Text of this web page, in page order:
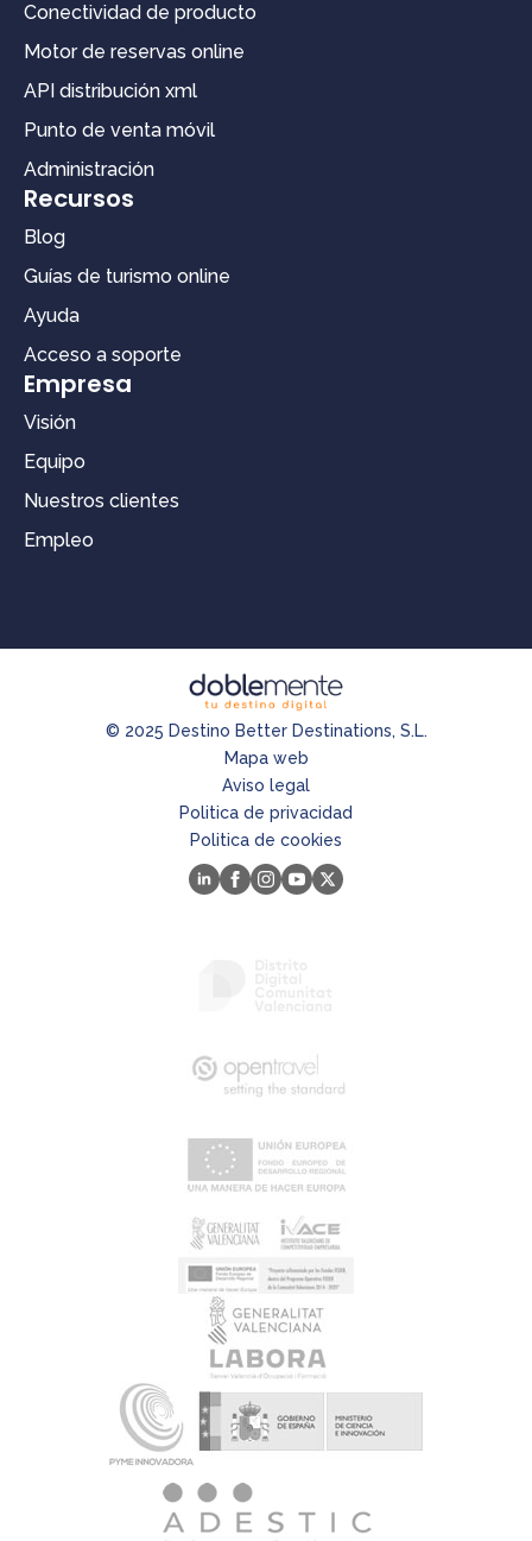
Conectividad de producto
Motor de reservas online
API distribución xml
Punto de venta móvil
Administración
Recursos
Blog
Guías de turismo online
Ayuda
Acceso a soporte
Empresa
Visión
Equipo
Nuestros clientes
Empleo
© 2025 Destino Better Destinations, S.L.
Mapa web
Aviso legal
Politica de privacidad
Politica de cookies